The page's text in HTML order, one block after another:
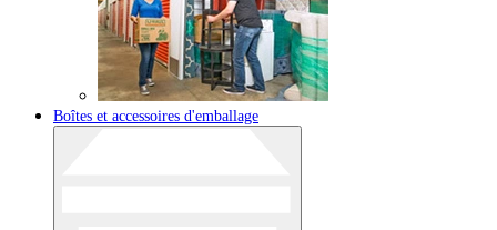
Boîtes et accessoires d'emballage